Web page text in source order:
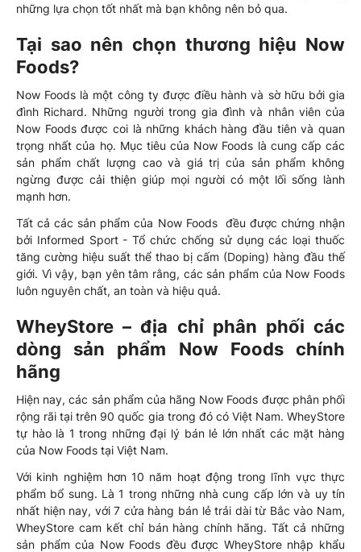
những lựa chọn tốt nhất mà bạn không nên bỏ qua.
Tại sao nên chọn thương hiệu Now
Foods?
Now Foods là một công ty được điều hành và sờ hữu bởi gia
đình Richard. Những người trong gia đình và nhân viên của
Now Foods được coi là những khách hàng đầu tiên và quan
trọng nhất của họ. Mục tiêu của Now Foods là cung cấp các
sản phẩm chất lượng cao và giá trị của sản phẩm không
ngừng được cải thiện giúp mọi người có một lối sống lành
mạnh hơn.
Tất cả các sản phẩm của Now Foods đều được chứng nhận
bởi Informed Sport - Tổ chức chống sử dụng các loại thuốc
tăng cường hiệu suất thể thao bị cấm (Doping) hàng đầu thế
giới. Vì vậy, bạn yên tâm rằng, các sản phẩm của Now Foods
luôn nguyên chất, an toàn và hiệu quả.
WheyStore – địa chỉ phân phối các
dòng sản phẩm Now Foods chính
hãng
Hiện nay, các sản phẩm của hãng Now Foods được phân phối
rộng rãi tại trên 90 quốc gia trong đó có Việt Nam. WheyStore
tự hào là 1 trong những đại lý bán lẻ lớn nhất các mặt hàng
của Now Foods tại Việt Nam.
Với kinh nghiệm hơn 10 năm hoạt động trong lĩnh vực thực
phẩm bổ sung. Là 1 trong những nhà cung cấp lớn và uy tín
nhất hiện nay, với 7 cửa hàng bán lẻ trải dài từ Bắc vào Nam,
WheyStore cam kết chỉ bán hàng chính hãng. Tất cả những
sản phẩm của Now Foods đều được WheyStore nhập khẩu